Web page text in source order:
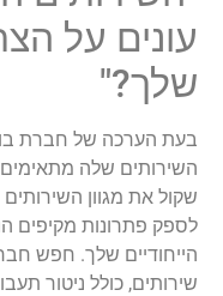
עונים על
שלך?"
בעת הערכה של חברת
השירותים שלה
שקול את מגוון
לספק פתרונות מקיפים
הייחודיים שלך. חפש
שירותים, כולל ניטור